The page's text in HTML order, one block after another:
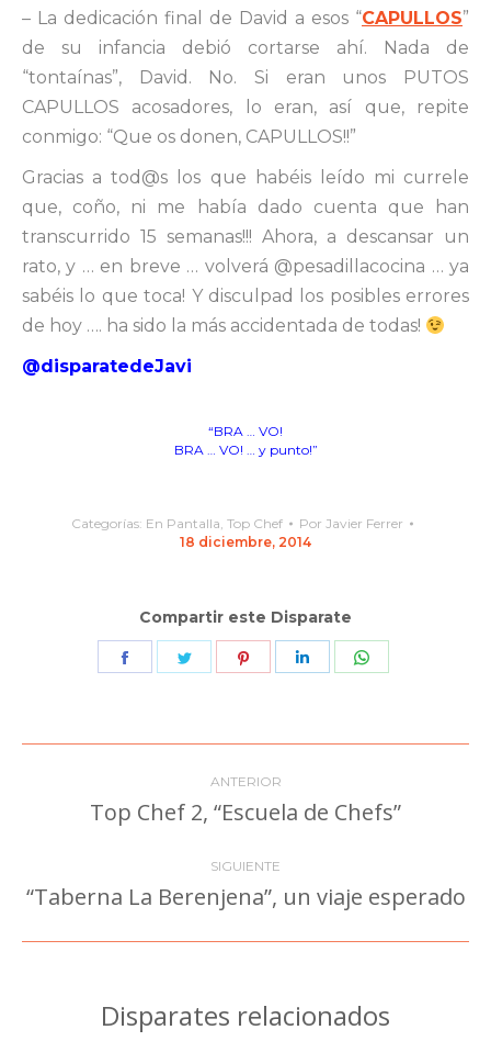
– La dedicación final de David a esos “CAPULLOS”
de su infancia debió cortarse ahí. Nada de
“tontaínas”, David. No. Si eran unos PUTOS
CAPULLOS acosadores, lo eran, así que, repite
conmigo: “Que os donen, CAPULLOS!!”
Gracias a tod@s los que habéis leído mi currele
que, coño, ni me había dado cuenta que han
transcurrido 15 semanas!!! Ahora, a descansar un
rato, y … en breve … volverá @pesadillacocina … ya
sabéis lo que toca! Y disculpad los posibles errores
de hoy …. ha sido la más accidentada de todas!
@disparatedeJavi
“BRA … VO!
BRA … VO! … y punto!”
Categorías: En Pantalla, Top Chef Por Javier Ferrer
18 diciembre, 2014
Compartir este Disparate
Share
Share
Share
Share
Navegación
entre
publicaciones
ANTERIOR
Publicación
Top Chef 2, “Escuela de Chefs”
SIGUIENTE
Publicación
“Taberna La Berenjena”, un viaje esperado
Disparates relacionados